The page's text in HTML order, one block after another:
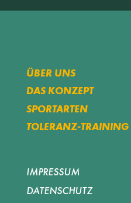
ÜBER UNS
DAS KONZEPT
SPORTARTEN
TOLERANZ-TRAINING
IMPRESSUM
DATENSCHUTZ